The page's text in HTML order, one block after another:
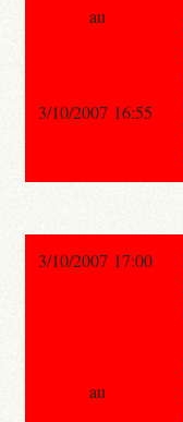
au
3/10/2007 16:55
3/10/2007 17:00
au